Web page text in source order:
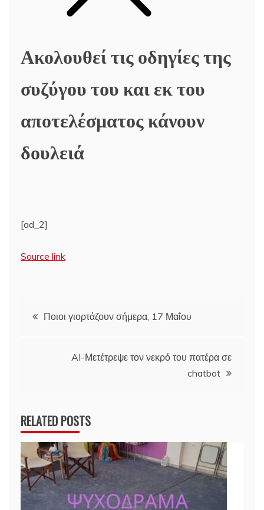
Ακολουθεί τις οδηγίες της
συζύγου του και εκ του
αποτελέσματος κάνουν
δουλειά
[ad_2]
Source link
Πλοήγηση
Ποιοι γιορτάζουν σήμερα, 17 Μαΐου
AI-Μετέτρεψε τον νεκρό του πατέρα σε
chatbot
RELATED POSTS